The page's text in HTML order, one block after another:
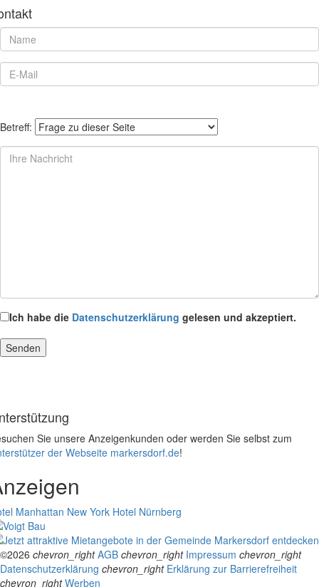
Betreff:
Ich habe die Datenschutzerklärung gelesen und akzeptiert.
Sie unsere Anzeigenkunden oder werden Sie selbst zum
der Webseite markersdorf.de!
Manhattan New York Hotel Nürnberg
©2026 chevron_right AGB chevron_right Impressum chevron_right
Datenschutzerklärung chevron_right Erklärung zur Barrierefreiheit
chevron_right Werben